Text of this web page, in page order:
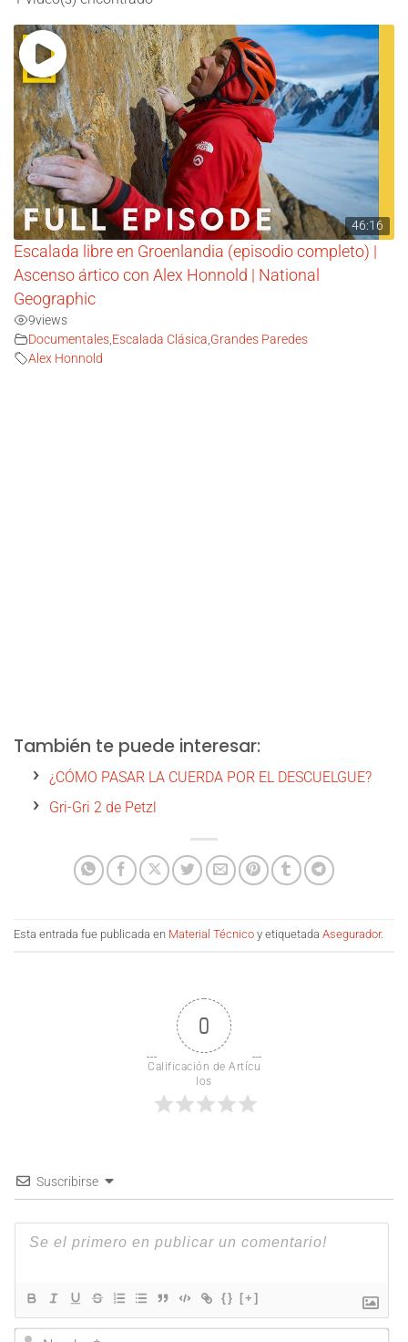
46:16
Escalada libre en Groenlandia (episodio completo) |
Ascenso ártico con Alex Honnold | National
Geographic
9views
Documentales,Escalada Clásica,Grandes Paredes
Alex Honnold
También te puede interesar:
¿CÓMO PASAR LA CUERDA POR EL DESCUELGUE?
Gri-Gri 2 de Petzl
Esta entrada fue publicada en Material Técnico y etiquetada Asegurador.
0
Calificación de Artícu
los
Suscribirse
{} [+]